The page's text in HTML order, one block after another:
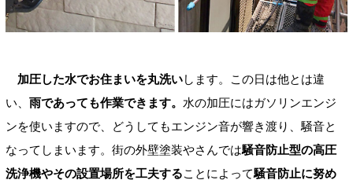
加圧した水でお住まいを丸洗いします。この日は他とは違
い、 雨であっても作業できます。 水の加圧にはガソリンエンジ
ンを使いますので、どうしてもエンジン音が響き渡り、騒音と
なってしまいます。街の外壁塗装やさんでは騒音防止型の高圧
洗浄機やその設置場所を工夫することによって騒音防止に努め